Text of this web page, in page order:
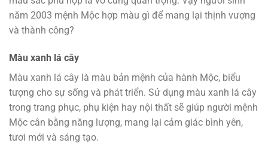
năm 2003 mệnh Mộc hợp màu gì để mang lại thịnh vượng
và thành công?
Màu xanh lá cây
Màu xanh lá cây là màu bản mệnh của hành Mộc, biểu
tượng cho sự sống và phát triển. Sử dụng màu xanh lá cây
trong trang phục, phụ kiện hay nội thất sẽ giúp người mệnh
Mộc cân bằng năng lượng, mang lại cảm giác bình yên,
tươi mới và sáng tạo.